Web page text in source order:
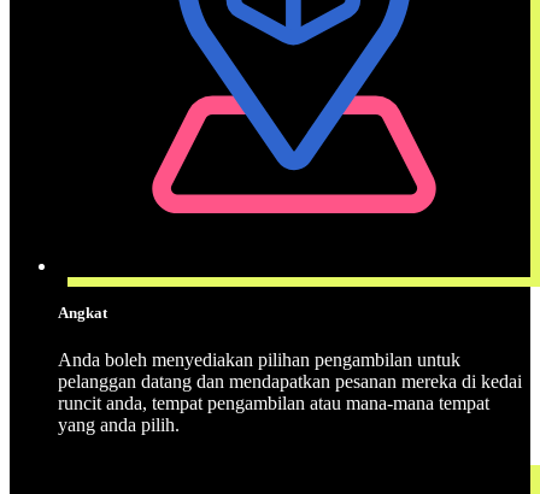
Angkat
Anda boleh menyediakan pilihan pengambilan untuk
pelanggan datang dan mendapatkan pesanan mereka di kedai
runcit anda, tempat pengambilan atau mana-mana tempat
yang anda pilih.